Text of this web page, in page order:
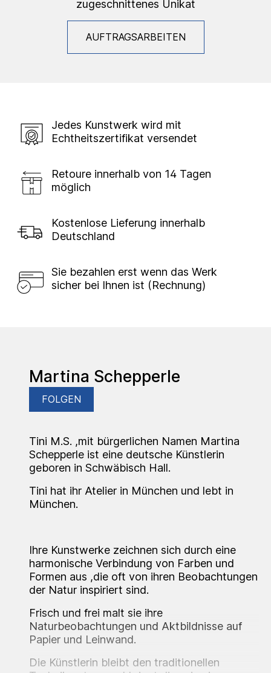
zugeschnittenes Unikat
AUFTRAGSARBEITEN
Jedes Kunstwerk wird mit
Echtheitszertifikat versendet
Retoure innerhalb von 14 Tagen
möglich
Kostenlose Lieferung innerhalb
Deutschland
Sie bezahlen erst wenn das Werk
sicher bei Ihnen ist (Rechnung)
Martina Schepperle
FOLGEN
Tini M.S. ,mit bürgerlichen Namen Martina
Schepperle ist eine deutsche Künstlerin
geboren in Schwäbisch Hall.
Tini hat ihr Atelier in München und lebt in
München.
Ihre Kunstwerke zeichnen sich durch eine
harmonische Verbindung von Farben und
Formen aus ,die oft von ihren Beobachtungen
der Natur inspiriert sind.
Frisch und frei malt sie ihre
Naturbeobachtungen und Aktbildnisse auf
Papier und Leinwand.
Die Künstlerin bleibt den traditionellen